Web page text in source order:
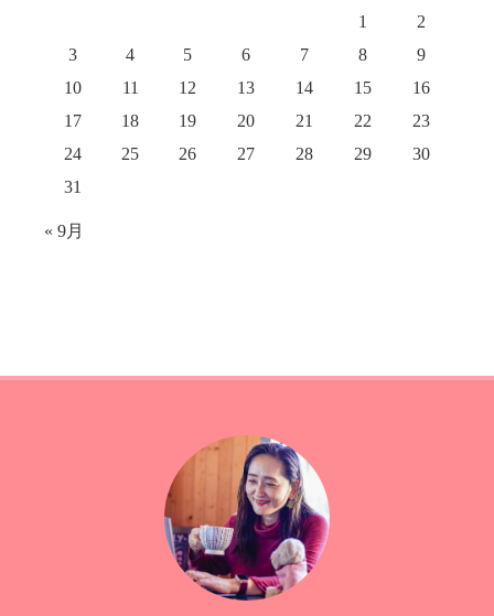
1
2
3
4 5 6 7 8
9
10
11 12 13 14 15
16
17
18 19 20 21 22
23
24
25 26 27 28 29
30
31
« 9月